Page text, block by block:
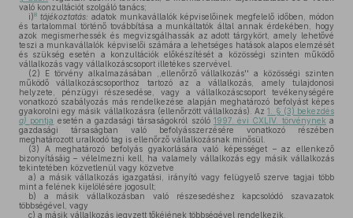
való konzultációt szolgáló tanács;
i)8 tájékoztatás: adatok munkavállalók képviselőinek megfelelő időben, módon
és tartalommal történő továbbítása a munkáltatók által annak érdekében, hogy
azok megismerhessék és megvizsgálhassák az adott tárgykört, amely lehetővé
teszi a munkavállalók képviselői számára a lehetséges hatások alapos elemzését
és szükség esetén a konzultációk előkészítését a közösségi szinten működő
vállalkozás vagy vállalkozáscsoport illetékes szervével.
(2) E törvény alkalmazásában ,,ellenőrző vállalkozás'' a közösségi szinten
működő vállalkozáscsoporthoz tartozó az a vállalkozás, amely tulajdonosi
helyzete, pénzügyi részesedése, vagy a vállalkozáscsoport tevékenységére
vonatkozó szabályozás más rendelkezése alapján meghatározó befolyást képes
gyakorolni egy másik vállalkozásra (ellenőrzött vállalkozás). Az1. § (3) bekezdés
a) pontja esetén a gazdasági társaságokról szóló 1997. évi CXLIV. törvénynek a
gazdasági társaságban való befolyásszerzésére vonatkozó részében
meghatározott uralkodó tag is ellenőrző vállalkozásnak minősül.
(3) A meghatározó befolyás gyakorlására való képességet – az ellenkező
bizonyításáig – vélelmezni kell, ha valamely vállalkozás egy másik vállalkozás
tekintetében közvetlenül vagy közvetve
a) a másik vállalkozás igazgatási, irányító vagy felügyelő szerve tagjai több
mint a felének kijelölésére jogosult;
b) a másik vállalkozásban való részesedéshez kapcsolódó szavazatok
többségével, vagy
c) a másik vállalkozás jegyzett tőkéjének többségével rendelkezik.